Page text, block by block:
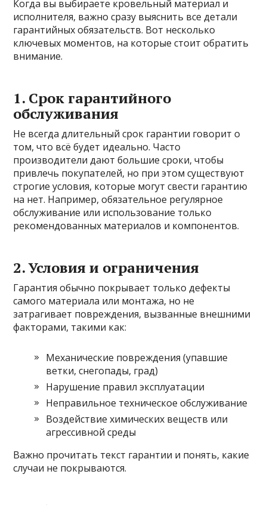
Когда вы выбираете кровельный материал и
исполнителя, важно сразу выяснить все детали
гарантийных обязательств. Вот несколько
ключевых моментов, на которые стоит обратить
внимание.
1. Срок гарантийного
обслуживания
Не всегда длительный срок гарантии говорит о
том, что всё будет идеально. Часто
производители дают большие сроки, чтобы
привлечь покупателей, но при этом существуют
строгие условия, которые могут свести гарантию
на нет. Например, обязательное регулярное
обслуживание или использование только
рекомендованных материалов и компонентов.
2. Условия и ограничения
Гарантия обычно покрывает только дефекты
самого материала или монтажа, но не
затрагивает повреждения, вызванные внешними
факторами, такими как:
Механические повреждения (упавшие
ветки, снегопады, град)
Нарушение правил эксплуатации
Неправильное техническое обслуживание
Воздействие химических веществ или
агрессивной среды
Важно прочитать текст гарантии и понять, какие
случаи не покрываются.